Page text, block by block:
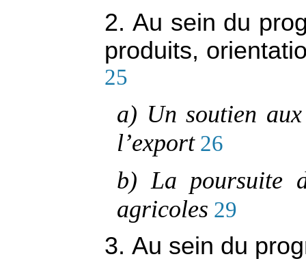
2. Au sein du
produits,
25
a) Un soutien
l’export26
b) La poursuite
agricoles 29
3. Au sein du